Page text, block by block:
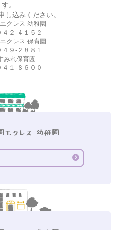
す。
し込みください。
クレス 幼稚園
４２-４１５２
クレス 保育園
４９-２８８１
みれ保育園
４１-８６００